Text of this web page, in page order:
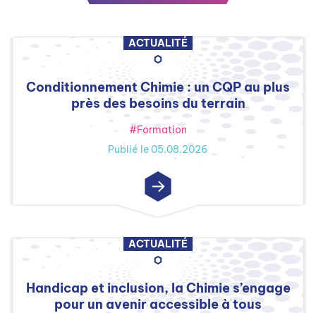
ACTUALITÉ
Conditionnement Chimie : un CQP au plus
près des besoins du terrain
#Formation
Publié le 05.08.2026
ACTUALITÉ
Handicap et inclusion, la Chimie s’engage
pour un avenir accessible à tous